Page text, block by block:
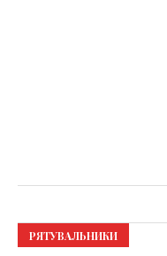
РЯТУВАЛЬНИКИ